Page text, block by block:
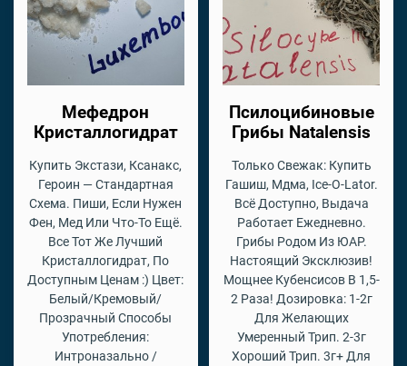
Мефедрон
Кристаллогидрат
Купить Экстази, Ксанакс,
Героин — Стандартная
Схема. Пиши, Если Нужен
Фен, Мед Или Что-То Ещё.
Все Тот Же Лучший
Кристаллогидрат, По
Доступным Ценам :) Цвет:
Белый/Кремовый/
Прозрачный Способы
Употребления:
Интроназально /
Псилоцибиновые
Грибы Natalensis
Только Свежак: Купить
Гашиш, Мдма, Ice-O-Lator.
Всё Доступно, Выдача
Работает Ежедневно.
Грибы Родом Из ЮАР.
Настоящий Эксклюзив!
Мощнее Кубенсисов В 1,5-
2 Раза! Дозировка: 1-2г
Для Желающих
Умеренный Трип. 2-3г
Хороший Трип. 3г+ Для